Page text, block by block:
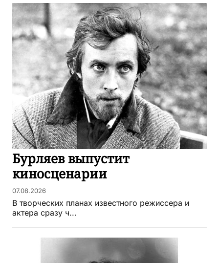
Бурляев выпустит
киносценарии
07.08.2026
В творческих планах известного режиссера и
актера сразу ч...